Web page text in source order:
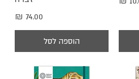
מחיר
הוספה לסל